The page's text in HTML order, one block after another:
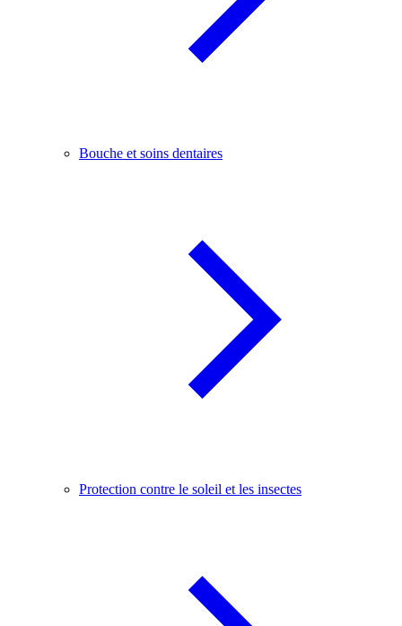
Bouche et soins dentaires
Protection contre le soleil et les insectes